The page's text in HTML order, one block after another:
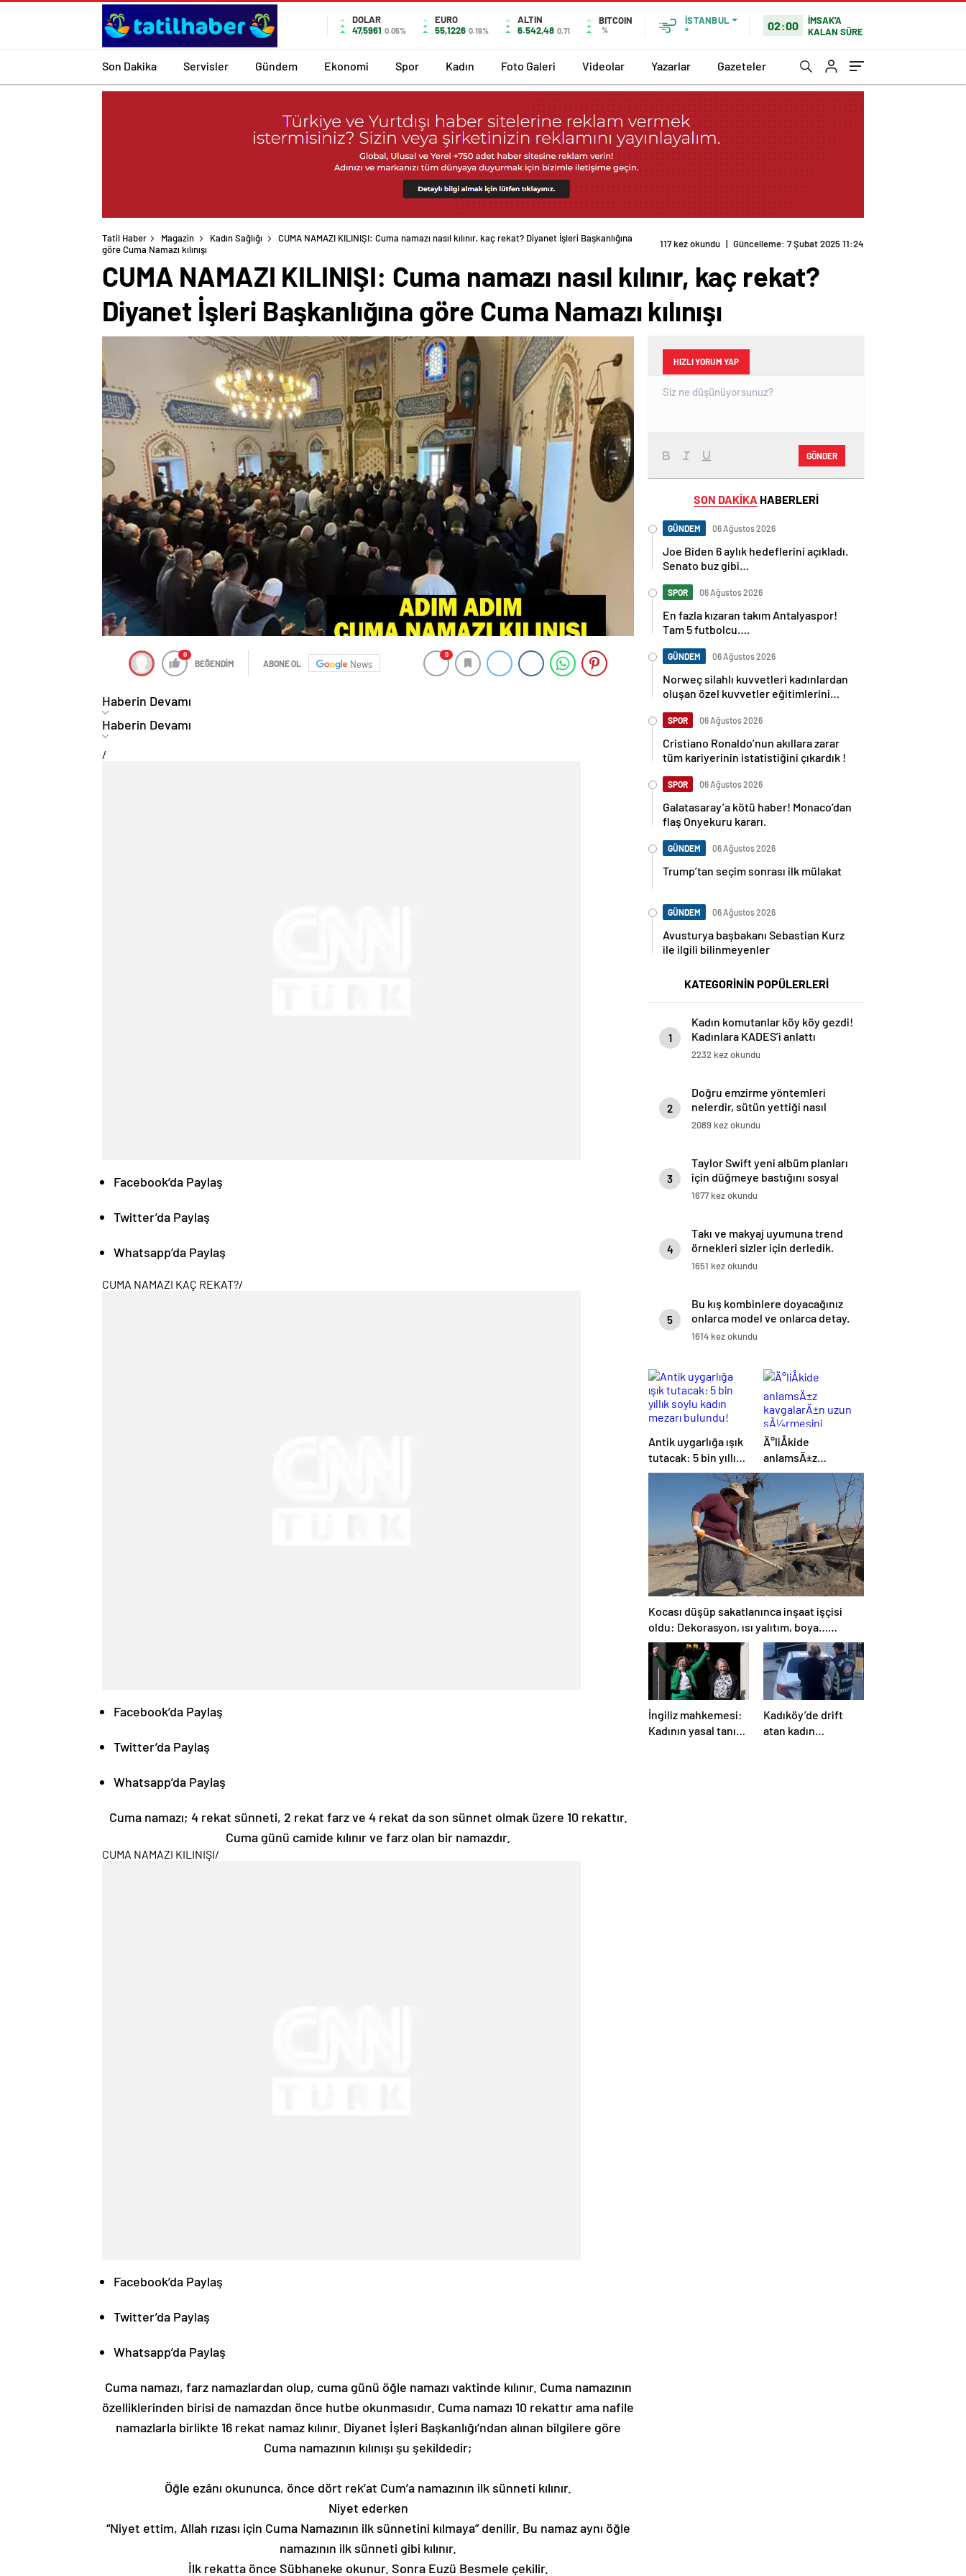
DOLAR
47,5961 0.05%
EURO
55,1226 0.19%
ALTIN
6.542,48 0,71
BITCOIN
%
İSTANBUL
°
02:00
İMSAK'A
KALAN SÜRE
Son Dakika Servisler Gündem Ekonomi Spor Kadın Foto Galeri Videolar Yazarlar Gazeteler
Tatil Haber Magazin Kadın Sağlığı
CUMA NAMAZI KILINIŞI: Cuma namazı nasıl kılınır, kaç rekat? Diyanet İşleri Başkanlığına
göre Cuma Namazı kılınışı
117 kez okundu | Güncelleme: 7 Şubat 2025 11:24
CUMA NAMAZI KILINIŞI: Cuma namazı nasıl kılınır, kaç rekat?
Diyanet İşleri Başkanlığına göre Cuma Namazı kılınışı
0
BEĞENDİM ABONE OL News
0
Haberin Devamı
Haberin Devamı
/
Facebook’da Paylaş
Twitter’da Paylaş
Whatsapp’da Paylaş
CUMA NAMAZI KAÇ REKAT?/
Facebook’da Paylaş
Twitter’da Paylaş
Whatsapp’da Paylaş
Cuma namazı; 4 rekat sünneti, 2 rekat farz ve 4 rekat da son sünnet olmak üzere 10 rekattır.
Cuma günü camide kılınır ve farz olan bir namazdır.
CUMA NAMAZI KILINIŞI/
Facebook’da Paylaş
Twitter’da Paylaş
Whatsapp’da Paylaş
Cuma namazı, farz namazlardan olup, cuma günü öğle namazı vaktinde kılınır. Cuma namazının
özelliklerinden birisi de namazdan önce hutbe okunmasıdır. Cuma namazı 10 rekattır ama nafile
namazlarla birlikte 16 rekat namaz kılınır. Diyanet İşleri Başkanlığı’ndan alınan bilgilere göre
Cuma namazının kılınışı şu şekildedir;
Öğle ezânı okununca, önce dört rek’at Cum’a namazının ilk sünneti kılınır.
Niyet ederken
“Niyet ettim, Allah rızası için Cuma Namazının ilk sünnetini kılmaya” denilir. Bu namaz aynı öğle
namazının ilk sünneti gibi kılınır.
İlk rekatta önce Sübhaneke okunur. Sonra Euzü Besmele çekilir.
HIZLI YORUM YAP
GÖNDER
SON DAKİKA HABERLERİ
GÜNDEM 06 Ağustos 2026
Joe Biden 6 aylık hedeflerini açıkladı.
Senato buz gibi…
SPOR 06 Ağustos 2026
En fazla kızaran takım Antalyaspor!
Tam 5 futbolcu….
GÜNDEM 06 Ağustos 2026
Norweç silahlı kuvvetleri kadınlardan
oluşan özel kuvvetler eğitimlerini
SPOR 06 Ağustos 2026
Cristiano Ronaldo’nun akıllara zarar
tüm kariyerinin istatistiğini çıkardık !
SPOR 06 Ağustos 2026
Galatasaray’a kötü haber! Monaco’dan
flaş Onyekuru kararı.
GÜNDEM 06 Ağustos 2026
Trump’tan seçim sonrası ilk mülakat
GÜNDEM 06 Ağustos 2026
Avusturya başbakanı Sebastian Kurz
ile ilgili bilinmeyenler
KATEGORİNİN POPÜLERLERİ
1
Kadın komutanlar köy köy gezdi!
Kadınlara KADES’i anlattı
2232 kez okundu
2
Doğru emzirme yöntemleri
nelerdir, sütün yettiği nasıl
anlaşılır?
2089 kez okundu
3
Taylor Swift yeni albüm planları
için düğmeye bastığını sosyal
medyadan duyurdu!
1677 kez okundu
4
Takı ve makyaj uyumuna trend
örnekleri sizler için derledik.
1651 kez okundu
5
Bu kış kombinlere doyacağınız
onlarca model ve onlarca detay.
1614 kez okundu
Antik uygarlığa ışık
tutacak: 5 bin yıllık
soylu kadın mezarı
Ä°liÅkide
anlamsÄ±z
kavgalarÄ±n uzun
sÃ¼rmesini
engellemenin 5
yolu
Kocası düşüp sakatlanınca inşaat işçisi
oldu: Dekorasyon, ısı yalıtım, boya…
Yapamadığı iş yok
İngiliz mahkemesi:
Kadının yasal tanımı
Kadıköy’de drift
atan kadın